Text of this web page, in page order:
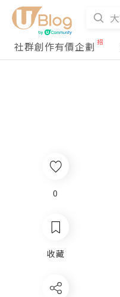
社群創作有價企劃
0
收藏